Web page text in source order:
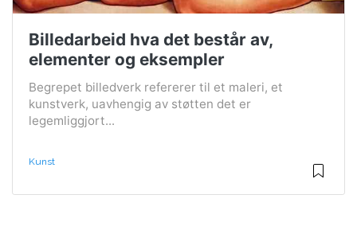
Billedarbeid hva det består av,
elementer og eksempler
Begrepet billedverk refererer til et maleri, et
kunstverk, uavhengig av støtten det er
legemliggjort...
Kunst